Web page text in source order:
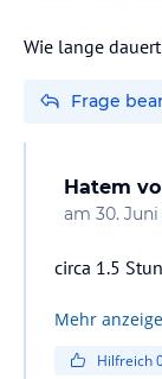
Wie lange
Frage
Hatem
am 30.
circa 1.5
Mehr
Hilfreich